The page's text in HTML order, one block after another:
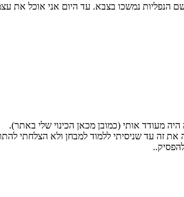
הנפליות נמשכו בצבא. עד היום אני אוכל את
מעודד אותי (כמובן מכאן הכינוי שלי באתר).
זה עד שניסיתי ללמוד למבחן ולא הצלחתי